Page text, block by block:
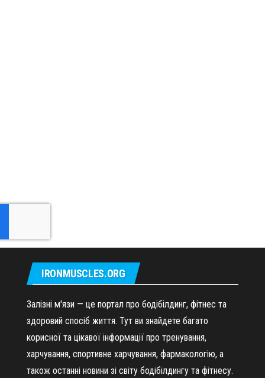
IRONMUSCLES.ORG
Залізні м'язи — це портал про бодібілдинг, фітнес та
здоровий спосіб життя. Тут ви знайдете багато
корисної та цікавої інформації про тренування,
харчування, спортивне харчування, фармакологію, а
також останні новини зі світу бодібілдингу та фітнесу.